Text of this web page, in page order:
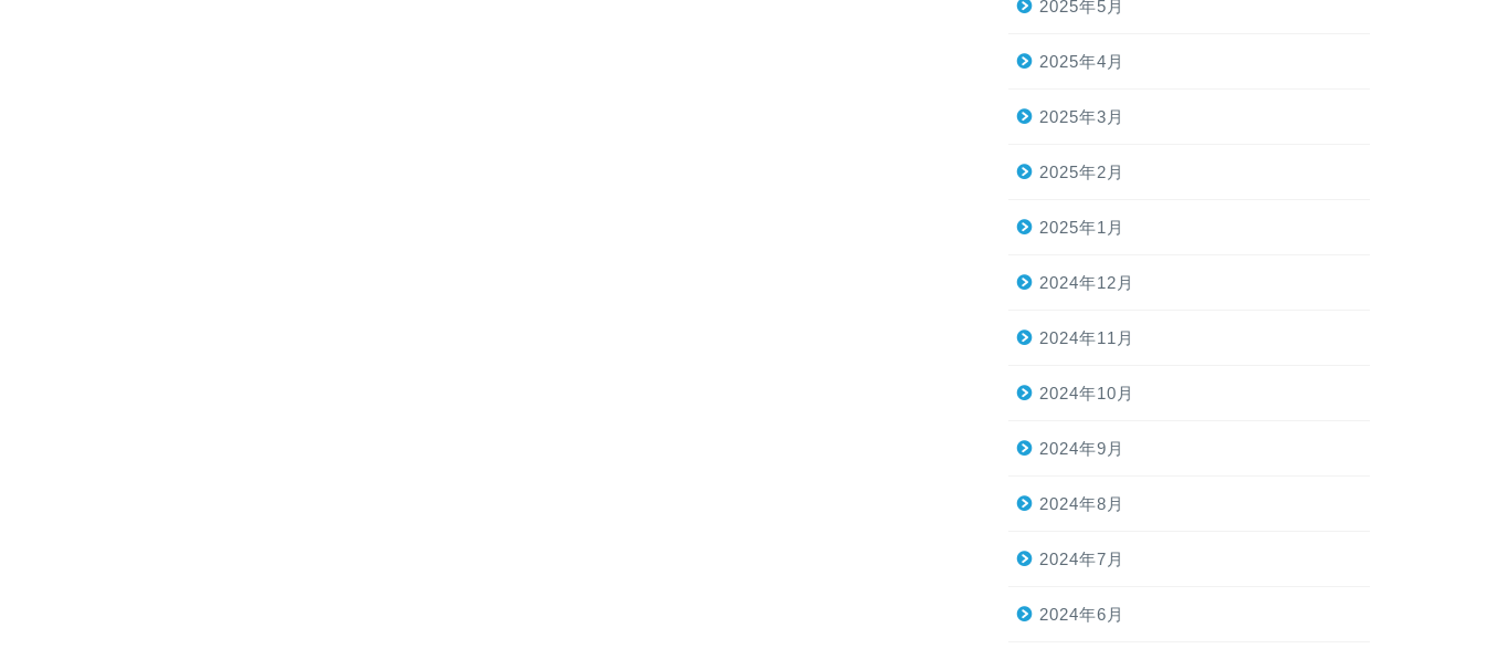
2025年5月
2025年4月
2025年3月
2025年2月
2025年1月
2024年12月
2024年11月
2024年10月
2024年9月
2024年8月
2024年7月
2024年6月